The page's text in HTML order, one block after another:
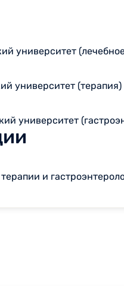
университет
университет
университет
и